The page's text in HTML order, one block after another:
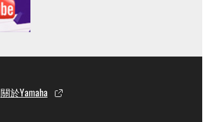
關於Yamaha